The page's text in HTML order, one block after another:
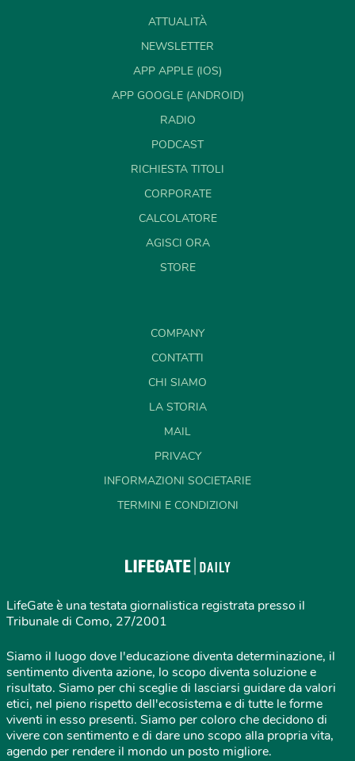
ATTUALITÀ
NEWSLETTER
APP APPLE (IOS)
APP GOOGLE (ANDROID)
RADIO
PODCAST
RICHIESTA TITOLI
CORPORATE
CALCOLATORE
AGISCI ORA
STORE
COMPANY
CONTATTI
CHI SIAMO
LA STORIA
MAIL
PRIVACY
INFORMAZIONI SOCIETARIE
TERMINI E CONDIZIONI
LifeGate è una testata giornalistica registrata presso il
Tribunale di Como, 27/2001
Siamo il luogo dove l'educazione diventa determinazione, il
sentimento diventa azione, lo scopo diventa soluzione e
risultato. Siamo per chi sceglie di lasciarsi guidare da valori
etici, nel pieno rispetto dell'ecosistema e di tutte le forme
viventi in esso presenti. Siamo per coloro che decidono di
vivere con sentimento e di dare uno scopo alla propria vita,
agendo per rendere il mondo un posto migliore.